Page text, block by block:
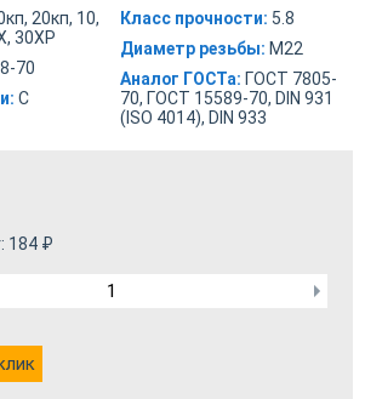
20кп, 10,
30ХР
70
С
Класс прочности: 5.8
Диаметр резьбы: М22
Аналог ГОСТа: ГОСТ 7805-
70, ГОСТ 15589-70, DIN 931
(ISO 4014), DIN 933
184 ₽